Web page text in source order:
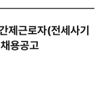
제근로자(전세사기
용공고